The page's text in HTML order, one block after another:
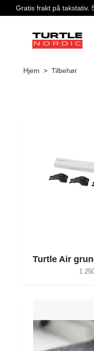
Gratis frakt på takstativ.
Hjem Tilbehør
Turtle Air
1